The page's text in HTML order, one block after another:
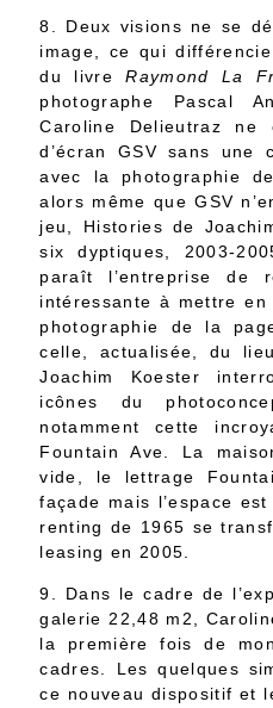
8. Deux visions ne se
image, ce qui
du livreRaymond La
photographe Pascal
Caroline Delieutraz
d’écran GSV sans une
avec la photographie
alors même que GSV
jeu, Histories de
six dyptiques, 2003-
paraît l’entreprise de
intéressante à mettre
photographie de la
celle, actualisée, du
Joachim Koester
icônes du
notamment cette
Fountain Ave. La
vide, le lettrage
façade mais l’espace
renting de 1965 se
leasing en 2005.
9. Dans le cadre de
galerie 22,48 m2,
la première fois de
cadres. Les quelques
ce nouveau dispositif et